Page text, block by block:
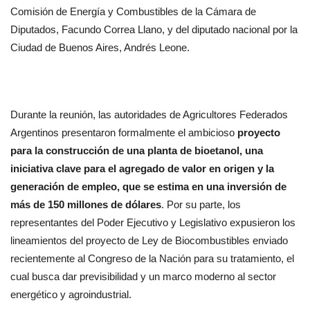
Comisión de Energía y Combustibles de la Cámara de
Diputados, Facundo Correa Llano, y del diputado nacional por la
Ciudad de Buenos Aires, Andrés Leone.
Durante la reunión, las autoridades de Agricultores Federados
Argentinos presentaron formalmente el ambicioso proyecto
para la construcción de una planta de bioetanol, una
iniciativa clave para el agregado de valor en origen y la
generación de empleo, que se estima en una inversión de
más de 150 millones de dólares. Por su parte, los
representantes del Poder Ejecutivo y Legislativo expusieron los
lineamientos del proyecto de Ley de Biocombustibles enviado
recientemente al Congreso de la Nación para su tratamiento, el
cual busca dar previsibilidad y un marco moderno al sector
energético y agroindustrial.